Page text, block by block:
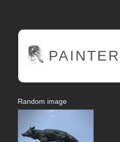
PAINTER
Random image